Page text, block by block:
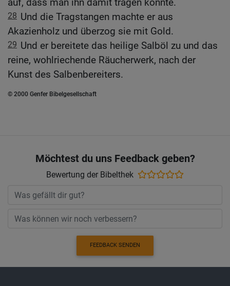
28 Und die Tragstangen machte er aus
Akazienholz und überzog sie mit Gold.
29 Und er bereitete das heilige Salböl zu und das
reine, wohlriechende Räucherwerk, nach der
Kunst des Salbenbereiters.
© 2000 Genfer Bibelgesellschaft
Möchtest du uns Feedback geben?
Bewertung der Bibelthek
FEEDBACK SENDEN